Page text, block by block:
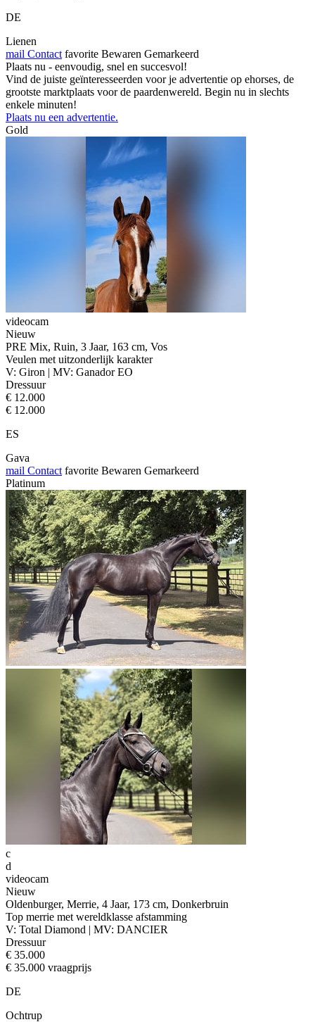
DE
Lienen
mail Contact favorite Bewaren Gemarkeerd
Plaats nu - eenvoudig, snel en succesvol!
Vind de juiste geïnteresseerden voor je advertentie op ehorses, de
grootste marktplaats voor de paardenwereld. Begin nu in slechts
enkele minuten!
Plaats nu een advertentie.
Gold
videocam
Nieuw
PRE Mix, Ruin, 3 Jaar, 163 cm, Vos
Veulen met uitzonderlijk karakter
V: Giron | MV: Ganador EO
Dressuur
€ 12.000
€ 12.000
ES
Gava
mail Contact favorite Bewaren Gemarkeerd
Platinum
c
d
videocam
Nieuw
Oldenburger, Merrie, 4 Jaar, 173 cm, Donkerbruin
Top merrie met wereldklasse afstamming
V: Total Diamond | MV: DANCIER
Dressuur
€ 35.000
€ 35.000 vraagprijs
DE
Ochtrup